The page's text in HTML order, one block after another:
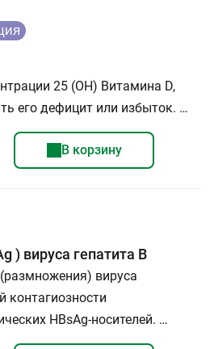
25 (ОН) Витамина D,
его дефицит или избыток. …
В корзину
) вируса гепатита В
вируса
контагиозности
НВsAg-носителей. …